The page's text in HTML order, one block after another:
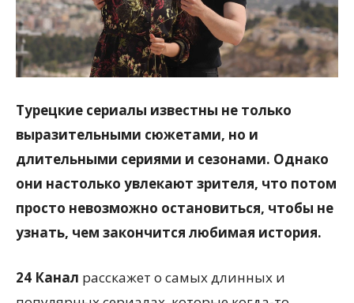
Турецкие сериалы известны не только
выразительными сюжетами, но и
длительными сериями и сезонами. Однако
они настолько увлекают зрителя, что потом
просто невозможно остановиться, чтобы не
узнать, чем закончится любимая история.
24 Канал расскажет о самых длинных и